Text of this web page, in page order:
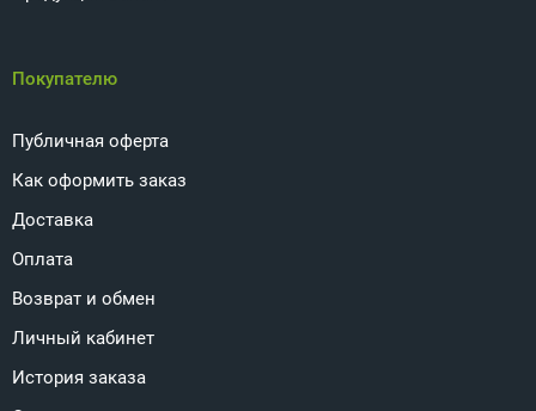
Покупателю
Публичная оферта
Как оформить заказ
Доставка
Оплата
Возврат и обмен
Личный кабинет
История заказа